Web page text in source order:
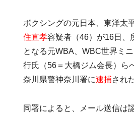
ボクシングの元日本、東洋太
住直孝容疑者（46）が16日、
となる元WBA、WBC世界ミ
行氏（56＝大橋ジム会長）ら
奈川県警神奈川署に逮捕され
同署によると、メール送信は